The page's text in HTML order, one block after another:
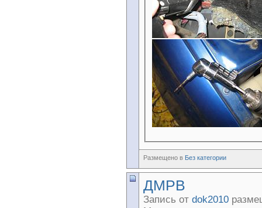
Размещено в Без категории
ДМРВ
Запись от dok2010